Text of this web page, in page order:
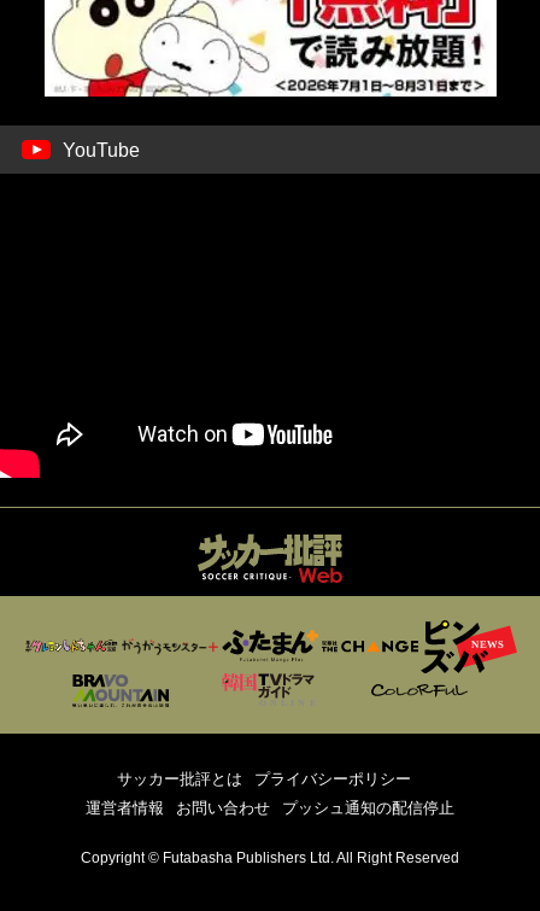
YouTube
サッカー批評とは
プライバシーポリシー
運営者情報
お問い合わせ プッシュ通知の配信停止
Copyright © Futabasha Publishers Ltd. All Right Reserved